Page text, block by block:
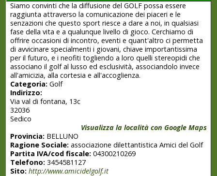
Siamo convinti che la diffusione del GOLF possa essere
raggiunta attraverso la comunicazione dei piaceri e le
senzazioni che questo sport riesce a dare a noi, in qualsiasi
fase della vita e a qualunque livello di gioco. Cerchiamo di
offrire occasioni di incontro, eventi e quant'altro ci permetta
di avvicinare specialmenti i giovani, chiave importantissima
per il futuro, e i neofiti togliendo a loro quelli stereopidi che
associano il golf al lusso ed esclusività, associandolo invece
all'amicizia, alla cortesia e all'accoglienza.
Categoria:Golf
Indirizzo:
Via val di fontana, 13c
32036
Sedico
Visualizza la località con Google Maps
Provincia:BELLUNO
Ragione Sociale:associazione dilettantistica Amici del Golf
Partita IVA/cod fiscale:04300210269
Telefono:3454581127
Sito: http://www.amicidelgolf.it